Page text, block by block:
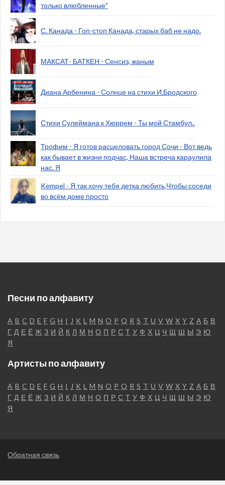
только влюбленные"
С. Канада - Гоп-стоп Канада, старых баб не надо.
МАКСАТ- БАТКЕН - Сенсиз, жаным
Диана Арбенина - Солнце на стихи И.Бродского
Стихи Сулеймана к Хюррем - Ты мой Стамбул..
Трофим - Я готов расцеловать город Сочи - Вот ведь
как бывает в жизни подчас, Наша встреча караулила
нас. Я
Kempel - Я так хочу тебя детка любить,Чтобы соседи
во всём доме просто
Песни по алфавиту
A B C D E F G H I J K L M N O P Q R S T U V W X Y Z А Б В
Г Д Е Ё Ж З И Й К Л М Н О П Р С Т У Ф Х Ц Ч Щ Ш Ы Э Ю
Я
Артисты по алфавиту
A B C D E F G H I J K L M N O P Q R S T U V W X Y Z А Б В
Г Д Е Ё Ж З И Й К Л М Н О П Р С Т У Ф Х Ц Ч Щ Ш Ы Э Ю
Я
Обратная связь